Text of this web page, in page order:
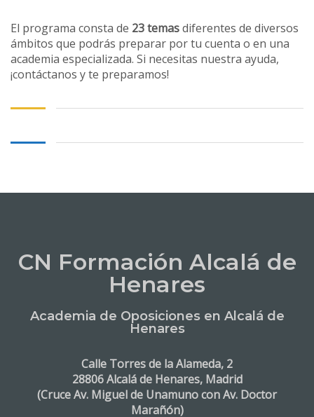
El programa consta de 23 temasdiferentes de diversos
ámbitos que podrás preparar por tu cuenta o en una
academia especializada. Si necesitas nuestra ayuda,
¡contáctanos y te preparamos!
CN Formación Alcalá de
Henares
Academia de Oposiciones en Alcalá de
Henares
Calle Torres de la Alameda, 2
28806 Alcalá de Henares, Madrid
(Cruce Av. Miguel de Unamuno con Av. Doctor
Marañón)